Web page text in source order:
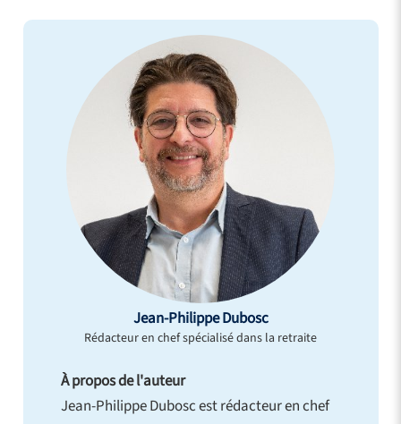
Jean-Philippe Dubosc
Rédacteur en chef spécialisé dans la retraite
À propos de l'auteur
Jean-Philippe Dubosc est rédacteur en chef